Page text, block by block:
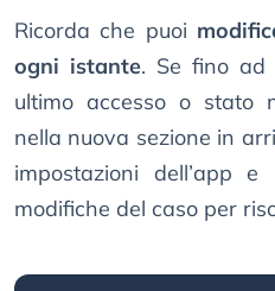
Ricorda che puoi
ogni istante. Se fino ad
ultimo accesso o stato
nella nuova sezione in
impostazioni dell’app
modifiche del caso per